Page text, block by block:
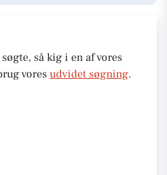
så kig i en af vores
vores udvidet søgning.